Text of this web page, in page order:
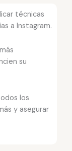
técnicas
a Instagram.
su
los
y asegurar